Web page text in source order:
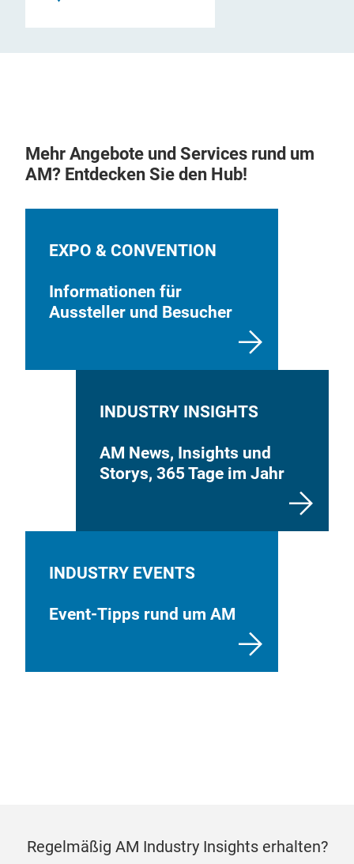
Mehr Angebote und Services rund um
AM? Entdecken Sie den Hub!
EXPO & CONVENTION
Informationen für
Aussteller und Besucher
INDUSTRY INSIGHTS
AM News, Insights und
Storys, 365 Tage im Jahr
INDUSTRY EVENTS
Event-Tipps rund um AM
Regelmäßig AM Industry Insights erhalten?